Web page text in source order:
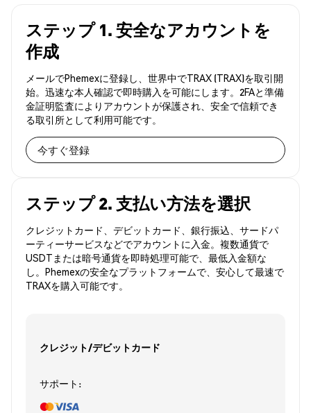
ステップ 1. 安全なアカウントを
作成
メールでPhemexに登録し、世界中でTRAX (TRAX)を取引開
始。迅速な本人確認で即時購入を可能にします。2FAと準備
金証明監査によりアカウントが保護され、安全で信頼でき
る取引所として利用可能です。
今すぐ登録
ステップ 2. 支払い方法を選択
クレジットカード、デビットカード、銀行振込、サードパ
ーティーサービスなどでアカウントに入金。複数通貨で
USDTまたは暗号通貨を即時処理可能で、最低入金額な
し。Phemexの安全なプラットフォームで、安心して最速で
TRAXを購入可能です。
クレジット/デビットカード
サポート: